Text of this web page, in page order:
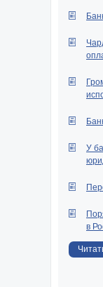
У
в